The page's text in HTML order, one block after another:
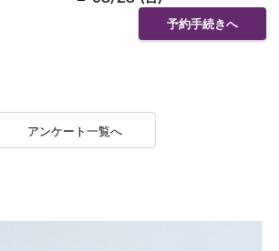
予約手続きへ
アンケート一覧へ